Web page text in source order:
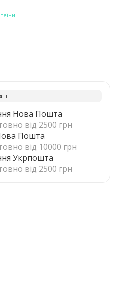
Нова Пошта
від 2500 грн
Пошта
від 10000 грн
Укрпошта
від 2500 грн